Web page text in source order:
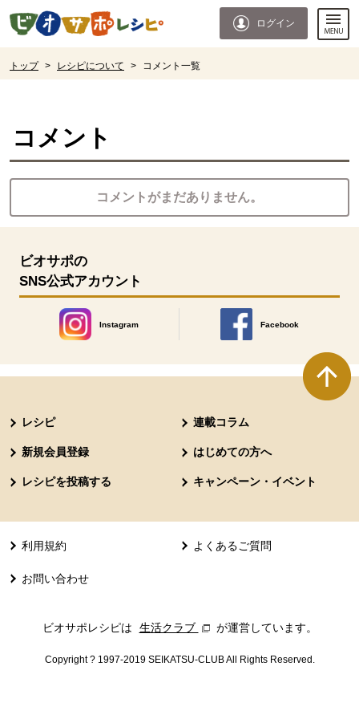
ページの先頭です。
ログイン
トップ > レシピについて > コメント一覧
コメント
コメントがまだありません。
ビオサポの
SNS公式アカウント
Instagram
別のウィンドウで開きます。
Facebook
別のウィンドウで開きます
レシピ 連載コラム
新規会員登録 はじめての方へ
レシピを投稿する キャンペーン・イベント
利用規約 よくあるご質問
お問い合わせ
ビオサポレシピは 生活クラブ 別のウィンドウで開きます。
が運営しています。
Copyright ? 1997-2019 SEIKATSU-CLUB All Rights Reserved.